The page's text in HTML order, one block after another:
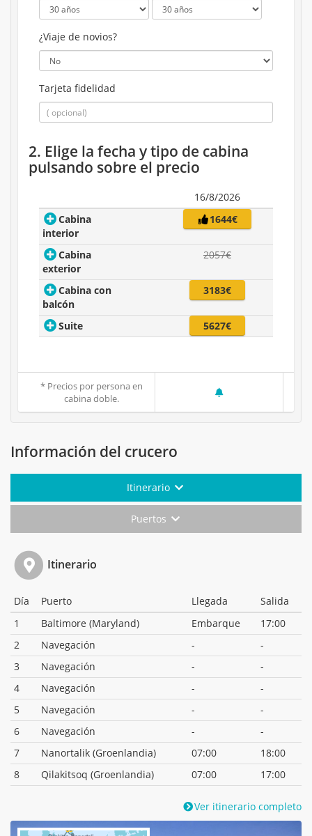
¿Viaje de novios?
Tarjeta fidelidad
2. Elige la fecha y tipo de cabina
pulsando sobre el precio
16/8/2026
Cabina
interior
1644€
Cabina
exterior
2057€
Cabina con
balcón
3183€
Suite 5627€
* Precios por persona en
cabina doble.
Información del crucero
Itinerario
Puertos
Itinerario
Día Puerto Llegada
Salida
1
Baltimore (Maryland) Embarque
17:00
2
Navegación -
-
3
Navegación -
-
4
Navegación -
-
5
Navegación -
-
6
Navegación -
-
7
Nanortalik (Groenlandia) 07:00
18:00
8
Qilakitsoq (Groenlandia) 07:00 17:00
Ver itinerario completo